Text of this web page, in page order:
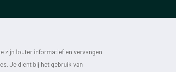
zijn louter informatief en vervangen
Je dient bij het gebruik van